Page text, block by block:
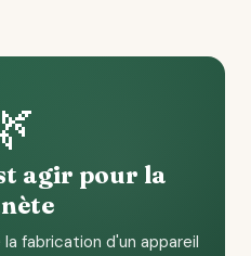
agir pour la
fabrication d'un appareil